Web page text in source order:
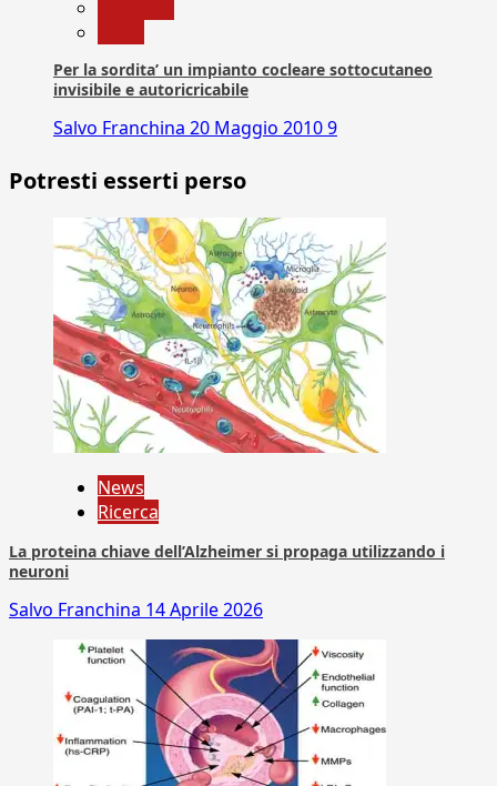
Per la sordita’ un impianto cocleare sottocutaneo
invisibile e autoricricabile
Salvo Franchina 20 Maggio 20109
Potresti esserti perso
News
Ricerca
La proteina chiave dell’Alzheimer si propaga utilizzando i
neuroni
Salvo Franchina 14 Aprile 2026